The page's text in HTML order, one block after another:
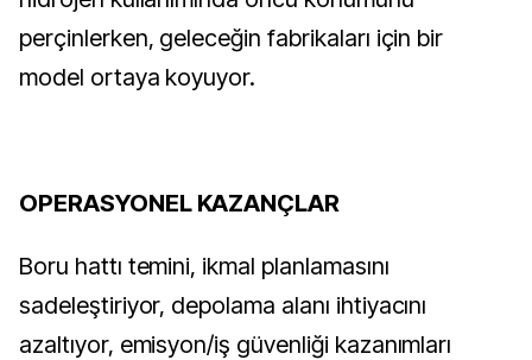
perçinlerken, geleceğin fabrikaları için bir
model ortaya koyuyor.
OPERASYONEL KAZANÇLAR
Boru hattı temini, ikmal planlamasını
sadeleştiriyor, depolama alanı ihtiyacını
azaltıyor, emisyon/iş güvenliği kazanımları